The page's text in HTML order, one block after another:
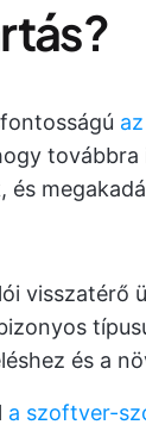
visszatérő
és a
a szoftver-